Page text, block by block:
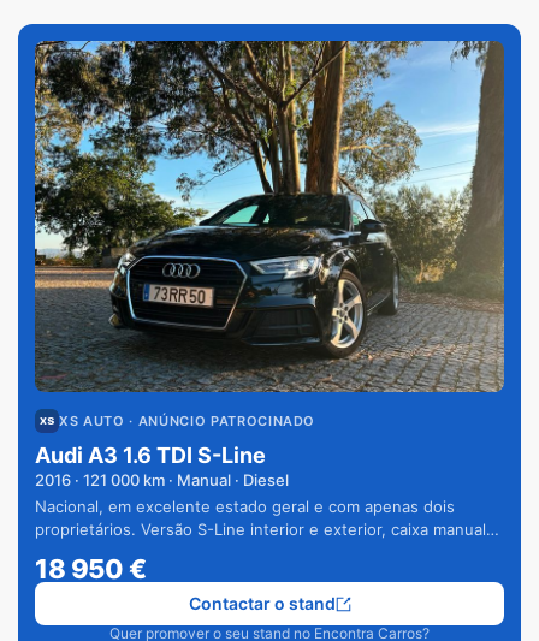
XS AUTO · ANÚNCIO PATROCINADO
Audi A3 1.6 TDI S-Line
2016 · 121 000 km · Manual · Diesel
Nacional, em excelente estado geral e com apenas dois
proprietários. Versão S-Line interior e exterior, caixa manual
18 950€
Quer promover o seu stand no Encontra Carros?
Contactar o stand